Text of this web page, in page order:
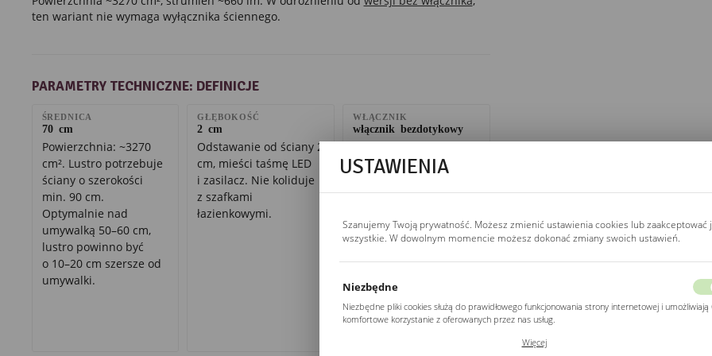
ten wariant nie wymaga wyłącznika ściennego.
PARAMETRY TECHNICZNE: DEFINICJE
ŚREDNICA
70 cm
Powierzchnia: ~3270
cm². Lustro potrzebuje
ściany o szerokości
min. 90 cm.
Optymalnie nad
umywalką 50–60 cm,
lustro powinno być
o 10–20 cm szersze od
umywalki.
GŁĘBOKOŚĆ
2 cm
Odstawanie od ściany 2
cm, mieści taśmę LED
i zasilacz. Nie koliduje
z szafkami
łazienkowymi.
WŁĄCZNIK
włącznik bezdotykowy
w dolnej krawędzi
w odległości 5–8 cm.
włącza, drugie wyłącza
LED. Nie wymaga
wyłącznika ściennego,
nadaje się do
remontów bez kucia
ścian.
USTAWIENIA
Szanujemy Twoją prywatność. Możesz zmienić ustawienia cookies lub zaakceptować
wszystkie. W dowolnym momencie możesz dokonać zmiany swoich ustawień.
Niezbędne
Niezbędne pliki cookies służą do prawidłowego funkcjonowania strony internetowej i umożliwiają
komfortowe korzystanie z oferowanych przez nas usług.
Twoich ustawień preferencji prywatności, logowania czy wypełniania formularzy. Dzięki plikom
Więcej